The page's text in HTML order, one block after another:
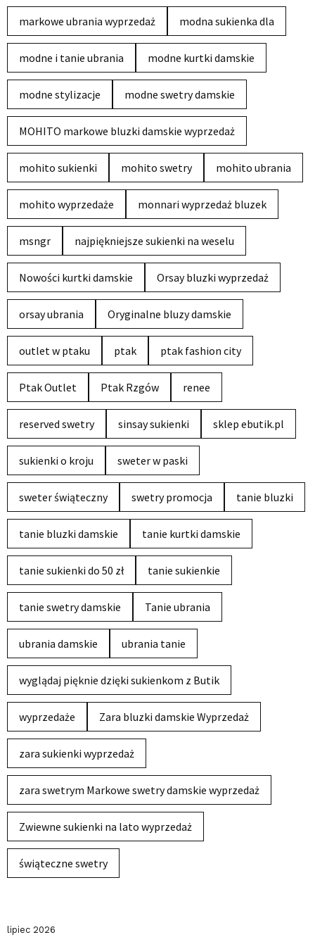
markowe ubrania wyprzedaż modna sukienka dla
modne i tanie ubrania modne kurtki damskie
modne stylizacje modne swetry damskie
MOHITO markowe bluzki damskie wyprzedaż
mohito sukienki mohito swetry mohito ubrania
mohito wyprzedaże monnari wyprzedaż bluzek
msngr najpiękniejsze sukienki na weselu
Nowości kurtki damskie Orsay bluzki wyprzedaż
orsay ubrania Oryginalne bluzy damskie
outlet w ptaku ptak ptak fashion city
Ptak Outlet Ptak Rzgów renee
reserved swetry sinsay sukienki sklep ebutik.pl
sukienki o kroju sweter w paski
sweter świąteczny swetry promocja tanie bluzki
tanie bluzki damskie tanie kurtki damskie
tanie sukienki do 50 zł tanie sukienkie
tanie swetry damskie Tanie ubrania
ubrania damskie ubrania tanie
wyglądaj pięknie dzięki sukienkom z Butik
wyprzedaże Zara bluzki damskie Wyprzedaż
zara sukienki wyprzedaż
zara swetrym Markowe swetry damskie wyprzedaż
Zwiewne sukienki na lato wyprzedaż
świąteczne swetry
lipiec 2026